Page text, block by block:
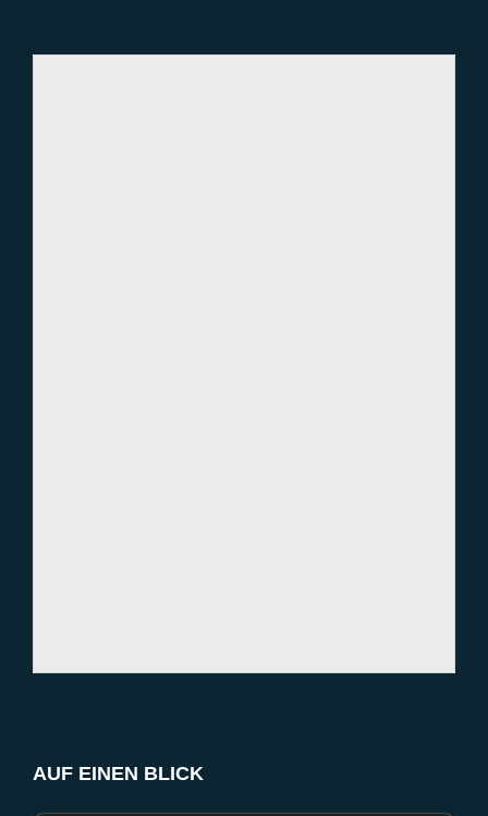
AUF EINEN BLICK